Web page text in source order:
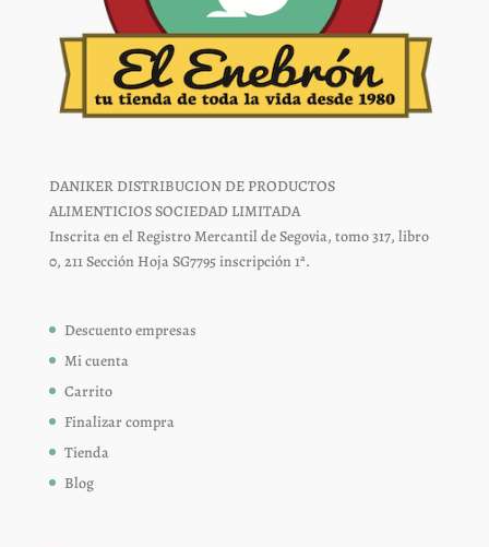
DANIKER DISTRIBUCION DE PRODUCTOS
ALIMENTICIOS SOCIEDAD LIMITADA
Inscrita en el Registro Mercantil de Segovia, tomo 317, libro
0, 211 Sección Hoja SG7795 inscripción 1ª.
Descuento empresas
Mi cuenta
Carrito
Finalizar compra
Tienda
Blog